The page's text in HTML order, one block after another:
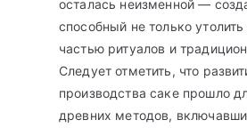
осталась неизменной —
способный не только
частью ритуалов и
Следует отметить, что
производства саке прошло
древних методов,